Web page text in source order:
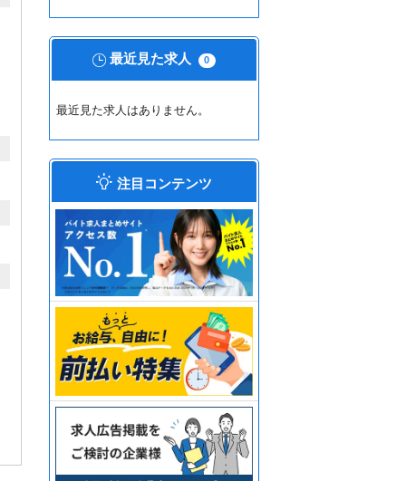
最近見た求人 0
最近見た求人はありません。
注目コンテンツ